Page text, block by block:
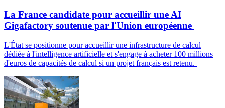
La France candidate pour accueillir une AI
Gigafactory soutenue par l'Union européenne
L'État se positionne pour accueillir une infrastructure de calcul
dédiée à l'intelligence artificielle et s'engage à acheter 100 millions
d'euros de capacités de calcul si un projet français est retenu.